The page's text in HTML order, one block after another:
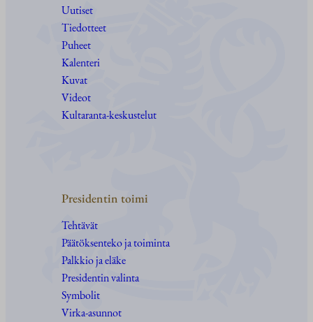
Uutiset
Tiedotteet
Puheet
Kalenteri
Kuvat
Videot
Kultaranta-keskustelut
Presidentin toimi
Tehtävät
Päätöksenteko ja toiminta
Palkkio ja eläke
Presidentin valinta
Symbolit
Virka-asunnot